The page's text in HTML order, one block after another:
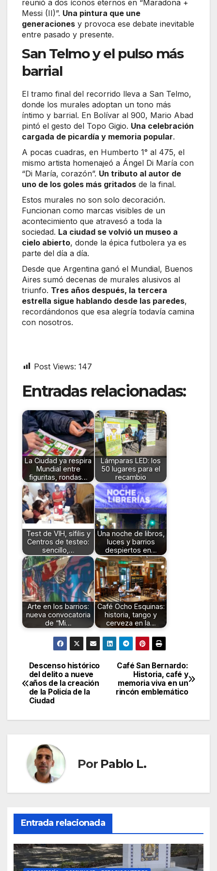
reunió a dos íconos eternos en “Maradona +
Messi (II)”. Una pintura que une
generaciones y provoca ese debate inevitable
entre pasado y presente.
San Telmo y el pulso más
barrial
El tramo final del recorrido lleva a San Telmo,
donde los murales adoptan un tono más
íntimo y barrial. En Bolívar al 900, Mario Abad
pintó el gesto del Topo Gigio. Una celebración
cargada de picardía y memoria popular.
A pocas cuadras, en Humberto 1° al 475, el
mismo artista homenajeó a Ángel Di María con
“Di María, corazón”. Un tributo al autor de
uno de los goles más gritados de la final.
Estos murales no son solo decoración.
Funcionan como marcas visibles de un
acontecimiento que atravesó a toda la
sociedad. La ciudad se volvió un museo a
cielo abierto, donde la épica futbolera ya es
parte del día a día.
Desde que Argentina ganó el Mundial, Buenos
Aires sumó decenas de murales alusivos al
triunfo. Tres años después, la tercera
estrella sigue hablando desde las paredes,
recordándonos que esa alegría todavía camina
con nosotros.
Post Views: 147
Entradas relacionadas:
La Ciudad ya respira
Mundial entre
figuritas, rondas…
Lámparas LED: los
50 lugares para el
recambio
Test de VIH, sífilis y
Centros de testeo:
sencillo,…
Una noche de libros,
luces y barrios
despiertos en…
Arte en los barrios:
nueva convocatoria
de “Mi…
Café Ocho Esquinas:
historia, tango y
cerveza en la…
Navegación
de
Café San Bernardo:
Historia, café y
memoria viva en un
rincón emblemático
Descenso histórico
del delito a nueve
años de la creación
de la Policía de la
Ciudad
Por Pablo L.
Entrada relacionada